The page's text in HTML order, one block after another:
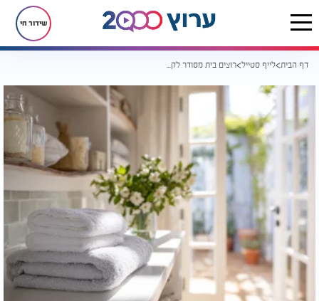
שידור חי
דף הבית לייף סטייל רוצים בית מסודר לקיץ בלי לשבור את הראש? 4 צעדים פשוטים שיעשו את ההבדל